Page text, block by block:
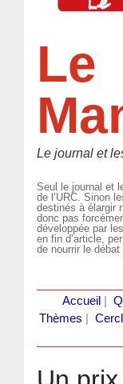
Le
Le journal et
Seul le journal et
de l’URC. Sinon
destinés à élargir
donc pas
développée par
en fin d’article,
de nourrir le débat
Accueil
Thèmes